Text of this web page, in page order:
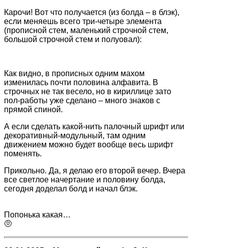
Карочи! Вот что получается (из болда – в блэк),
если меняешь всего три-четыре элемента
(прописной стем, маленький строчной стем,
большой строчной стем и полуовал):
Как видно, в прописных одним махом
изменилась почти половина алфавита. В
строчных не так весело, но в кириллице зато
пол-работы уже сделано – много знаков с
прямой спиной.
А если сделать какой-нить палочный шрифт или
декоративный-модульный, там одним
движением можно будет вообще весь шрифт
поменять.
Прикольно. Да, я делаю его второй вечер. Вчера
все светлое начертание и половину болда,
сегодня доделал болд и начал блэк.
Попонька какая…
🤨